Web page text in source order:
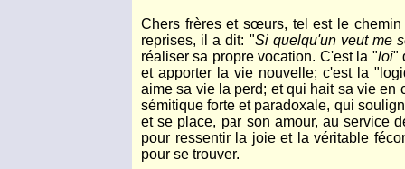
Chers frères et sœurs, tel est le
reprises, il a dit: "Si quelqu'un veut me
réaliser sa propre vocation. C'est la "loi"
et apporter la vie nouvelle; c'est la
aime sa vie la perd; et qui hait sa vie
sémitique forte et paradoxale, qui
et se place, par son amour, au service
pour ressentir la joie et la véritable
pour se trouver.